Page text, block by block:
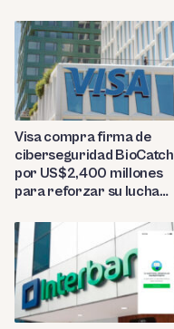
Visa compra firma de
ciberseguridad BioCatch
por US$2,400 millones
para reforzar su lucha